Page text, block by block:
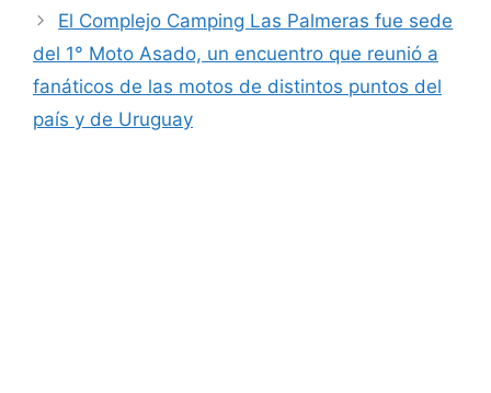
El Complejo Camping Las Palmeras fue sede
del 1° Moto Asado, un encuentro que reunió a
fanáticos de las motos de distintos puntos del
país y de Uruguay